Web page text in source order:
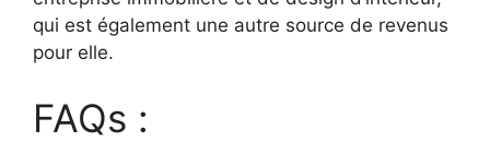
qui est également une autre source de revenus
pour elle.
FAQs :